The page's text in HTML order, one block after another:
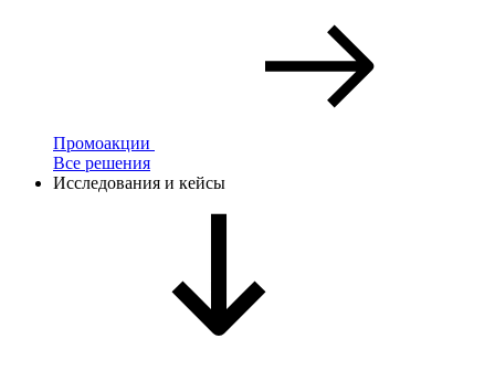
Промоакции
Все решения
Исследования и кейсы